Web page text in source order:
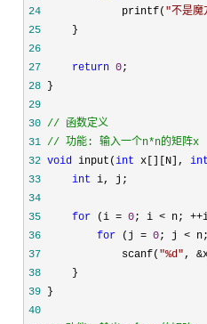
24
             printf(
"不是
25
26
27
return 0
28
29
30 //
31 // 功能: 输入一个n*n的矩阵x
32 void input(int x[][N], int
33
int
34
35
for (i = 0; i < n; ++
36
for (j = 0; j < n;
37
             scanf(
"%d", &
38
39
40